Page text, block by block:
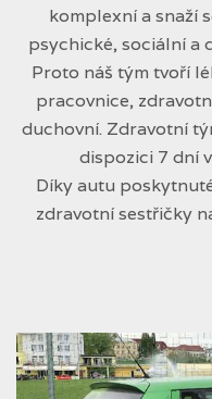
komplexní a snaží
psychické, sociální a
Proto náš tým tvoří
pracovnice,
duchovní. Zdravotní
dispozici 7 dní
Díky autu
zdravotní sestřičky